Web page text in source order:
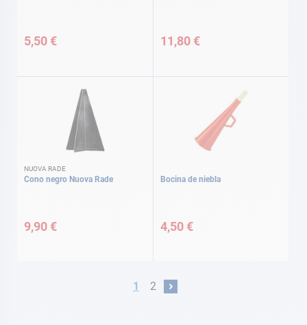
5,50 € 11,80 €
NUOVA RADE
Cono negro Nuova Rade
9,90 €
Bocina de niebla
4,50 €
Página
Actualmente estás leyendo página
1 Página
2 Página
Siguiente